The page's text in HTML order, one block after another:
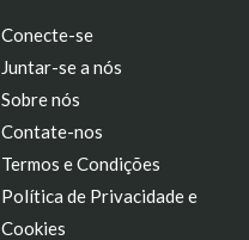
Conecte-se
Juntar-se a nós
Sobre nós
Contate-nos
Termos e Condições
Política de Privacidade e
Cookies